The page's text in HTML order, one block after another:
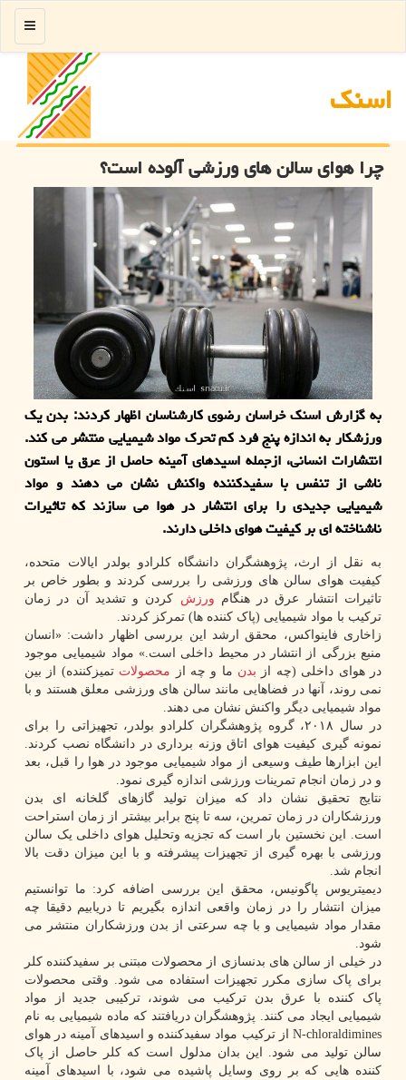
اسنك
منو
چرا هوای سالن های ورزشی آلوده است؟
به گزارش اسنک خراسان رضوی کارشناسان اظهار کردند: بدن یک
ورزشکار به اندازه پنج فرد کم تحرک مواد شیمیایی منتشر می کند.
انتشارات انسانی، ازجمله اسیدهای آمینه حاصل از عرق یا استون
ناشی از تنفس با سفیدکننده واکنش نشان می دهند و مواد
شیمیایی جدیدی را برای انتشار در هوا می سازند که تاثیرات
ناشناخته ای بر کیفیت هوای داخلی دارند.
به نقل از ارث، پژوهشگران دانشگاه کلرادو بولدر ایالات متحده،
کیفیت هوای سالن های ورزشی را بررسی کردند و بطور خاص بر
تاثیرات انتشار عرق در هنگام ورزش کردن و تشدید آن در زمان
ترکیب با مواد شیمیایی (پاک کننده ها) تمرکز کردند.
زاخاری فاینواکس، محقق ارشد این بررسی اظهار داشت: «انسان
منبع بزرگی از انتشار در محیط داخلی است.» مواد شیمیایی موجود
در هوای داخلی (چه از بدن ما و چه از محصولات تمیزکننده) از بین
نمی روند، آنها در فضاهایی مانند سالن های ورزشی معلق هستند و با
مواد شیمیایی دیگر واکنش نشان می دهند.
در سال ۲۰۱۸، گروه پژوهشگران کلرادو بولدر، تجهیزاتی را برای
نمونه گیری کیفیت هوای اتاق وزنه برداری در دانشگاه نصب کردند.
این ابزارها طیف وسیعی از مواد شیمیایی موجود در هوا را قبل، بعد
و در زمان انجام تمرینات ورزشی اندازه گیری نمود.
نتایج تحقیق نشان داد که میزان تولید گازهای گلخانه ای بدن
ورزشکاران در زمان تمرین، سه تا پنج برابر بیشتر از زمان استراحت
است. این نخستین بار است که تجزیه وتحلیل هوای داخلی یک سالن
ورزشی با بهره گیری از تجهیزات پیشرفته و با این میزان دقت بالا
انجام شد.
دیمیتریوس پاگونیس، محقق این بررسی اضافه کرد: ما توانستیم
میزان انتشار را در زمان واقعی اندازه بگیریم تا دریابیم دقیقا چه
مقدار مواد شیمیایی و با چه سرعتی از بدن ورزشکاران منتشر می
شود.
در خیلی از سالن های بدنسازی از محصولات مبتنی بر سفیدکننده کلر
برای پاک سازی مکرر تجهیزات استفاده می شود. وقتی محصولات
پاک کننده با عرق بدن ترکیب می شوند، ترکیبی جدید از مواد
شیمیایی ایجاد می کنند. پژوهشگران دریافتند که ماده شیمیایی به نام
N-chloraldimines از ترکیب مواد سفیدکننده و اسیدهای آمینه در هوای
سالن تولید می شود. این بدان مدلول است که کلر حاصل از پاک
کننده هایی که بر روی وسایل پاشیده می شود، با اسیدهای آمینه